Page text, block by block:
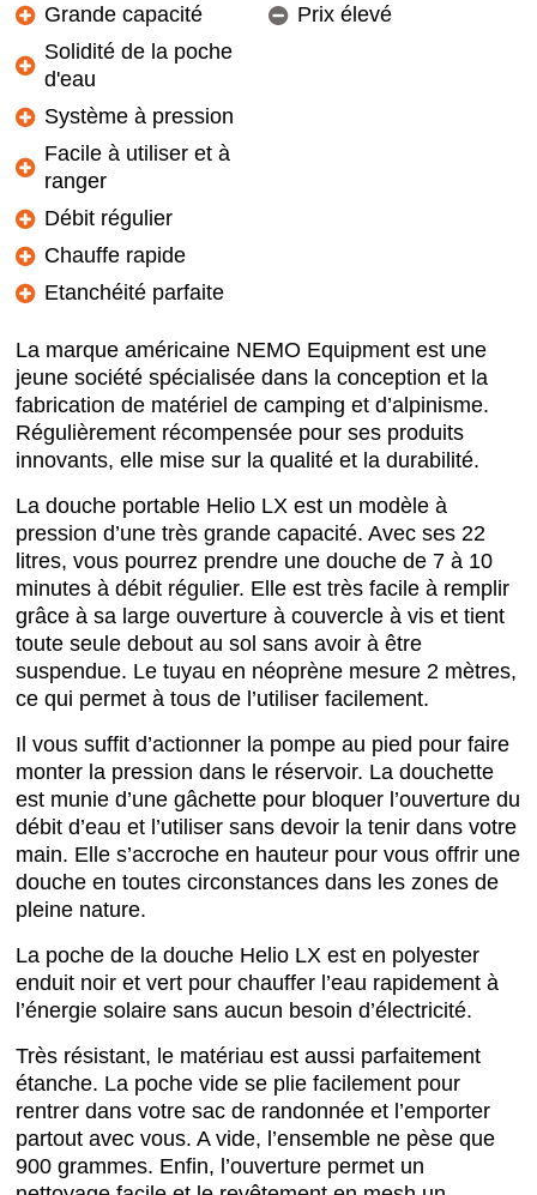
Grande capacité
Solidité de la poche
d'eau
Système à pression
Facile à utiliser et à
ranger
Débit régulier
Chauffe rapide
Etanchéité parfaite
Prix élevé
La marque américaine NEMO Equipment est une
jeune société spécialisée dans la conception et la
fabrication de matériel de camping et d’alpinisme.
Régulièrement récompensée pour ses produits
innovants, elle mise sur la qualité et la durabilité.
La douche portable Helio LX est un modèle à
pression d’une très grande capacité. Avec ses 22
litres, vous pourrez prendre une douche de 7 à 10
minutes à débit régulier. Elle est très facile à remplir
grâce à sa large ouverture à couvercle à vis et tient
toute seule debout au sol sans avoir à être
suspendue. Le tuyau en néoprène mesure 2 mètres,
ce qui permet à tous de l’utiliser facilement.
Il vous suffit d’actionner la pompe au pied pour faire
monter la pression dans le réservoir. La douchette
est munie d’une gâchette pour bloquer l’ouverture du
débit d’eau et l’utiliser sans devoir la tenir dans votre
main. Elle s’accroche en hauteur pour vous offrir une
douche en toutes circonstances dans les zones de
pleine nature.
La poche de la douche Helio LX est en polyester
enduit noir et vert pour chauffer l’eau rapidement à
l’énergie solaire sans aucun besoin d’électricité.
Très résistant, le matériau est aussi parfaitement
étanche. La poche vide se plie facilement pour
rentrer dans votre sac de randonnée et l’emporter
partout avec vous. A vide, l’ensemble ne pèse que
900 grammes. Enfin, l’ouverture permet un